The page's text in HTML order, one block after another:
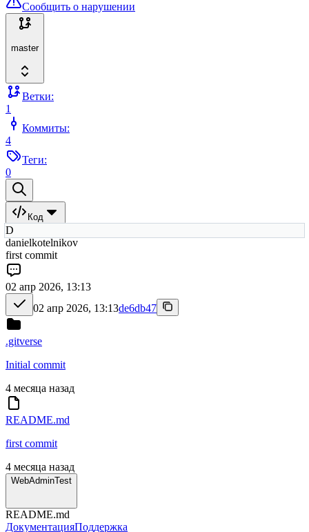
Сообщить о нарушении
master
Ветки:
1
Коммиты:
4
Теги:
0
Код
D
danielkotelnikov
first commit
02 апр 2026, 13:13
02 апр 2026, 13:13de6db47
.gitverse
Initial commit
4 месяца назад
README.md
first commit
4 месяца назад
WebAdminTest
README.md
ДокументацияПоддержка